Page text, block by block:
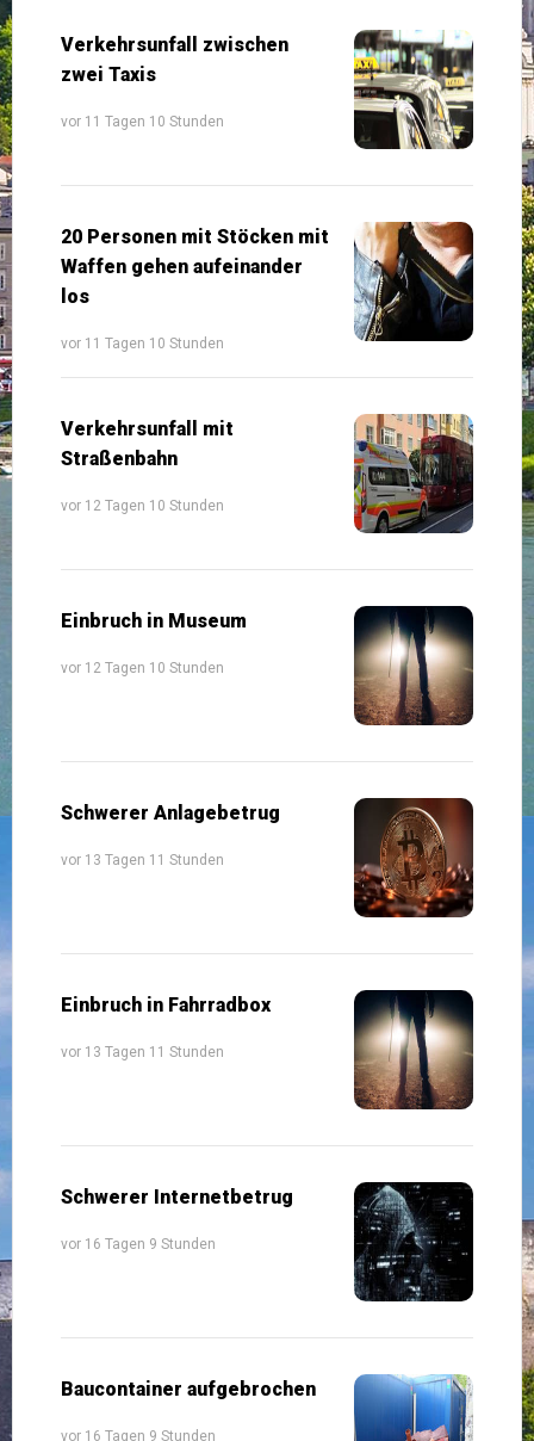
Verkehrsunfall zwischen
zwei Taxis
vor 11 Tagen 10 Stunden
20 Personen mit Stöcken mit
Waffen gehen aufeinander
los
vor 11 Tagen 10 Stunden
Verkehrsunfall mit
Straßenbahn
vor 12 Tagen 10 Stunden
Einbruch in Museum
vor 12 Tagen 10 Stunden
Schwerer Anlagebetrug
vor 13 Tagen 11 Stunden
Einbruch in Fahrradbox
vor 13 Tagen 11 Stunden
Schwerer Internetbetrug
vor 16 Tagen 9 Stunden
Baucontainer aufgebrochen
vor 16 Tagen 9 Stunden